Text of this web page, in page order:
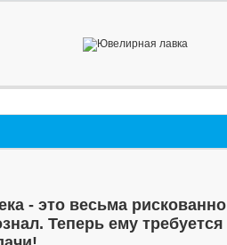
- это весьма рискованно
Теперь ему требуется